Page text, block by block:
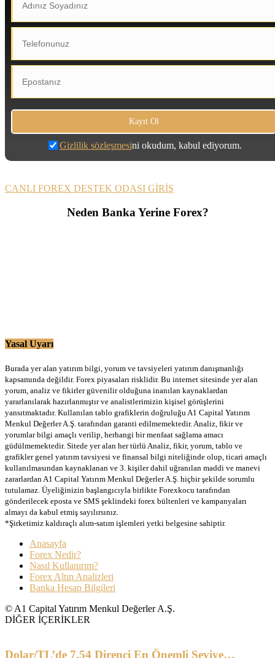
Gizlilik sözleşmesini okudum, kabul ediyorum.
CANLI FOREX DESTEK ODASI GİRİŞ
Neden Banka Yerine Forex?
Yasal Uyarı
Burada yer alan yatırım bilgi, yorum ve tavsiyeleri yatırım danışmanlığı
kapsamında değildir. Forex piyasaları risklidir. Bu internet sitesinde yer alan
yorum, analiz ve fikirler güvenilir olduğuna inanılan kaynaklardan
yararlanılarak hazırlanmıştır ve analistlerimizin kişisel görüşlerini
yansıtmaktadır. Kullanılan tablo grafiklerin doğruluğu A1 Capital Yatırım
Menkul Değerler A.Ş. tarafından garanti edilmemektedir. Analiz, fikir ve
yorumlar bilgi amaçlı verilip, herhangi bir menfaat sağlama amacı
güdülmemektedir. Sitede yer alan her türlü Analiz, fikir, yorum, tablo ve
grafikler genel yatırım tavsiyesi ve finansal bilgi niteliğinde olup, ticari amaçlı
kullanılmasından kaynaklanan ve 3. kişiler dahil uğranılan maddi ve manevi
zararlardan A1 Capital Yatırım Menkul Değerler A.Ş. hiçbir şekilde sorumlu
tutulamaz. Üyeliğinizin başlangıcıyla birlikte Forexkocu tarafından
gönderilecek eposta ve SMS şeklindeki forex bültenleri ve kampanyaları
almayı da kabul etmiş sayılırsınız.
*Şirketimiz kaldıraçlı alım-satım işlemleri yetki belgesine sahiptir.
Anasayfa
Forex Nedir?
Nasıl Kullanırım?
Forex Altın Analizleri
Banka Hesap Bilgileri
© A1 Capital Yatırım Menkul Değerler A.Ş.
DİĞER İÇERİKLER
Dolar/TL’de 7.54 Direnci En Önemli Seviye…